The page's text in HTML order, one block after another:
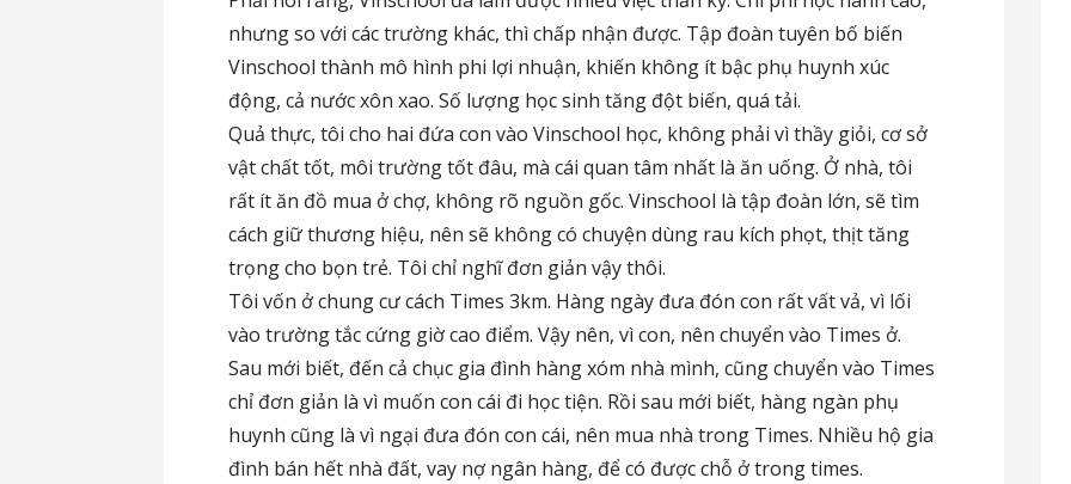
nhưng so với các trường khác, thì chấp nhận được. Tập đoàn tuyên bố biến
Vinschool thành mô hình phi lợi nhuận, khiến không ít bậc phụ huynh xúc
động, cả nước xôn xao. Số lượng học sinh tăng đột biến, quá tải.
Quả thực, tôi cho hai đứa con vào Vinschool học, không phải vì thầy giỏi, cơ sở
vật chất tốt, môi trường tốt đâu, mà cái quan tâm nhất là ăn uống. Ở nhà, tôi
rất ít ăn đồ mua ở chợ, không rõ nguồn gốc. Vinschool là tập đoàn lớn, sẽ tìm
cách giữ thương hiệu, nên sẽ không có chuyện dùng rau kích phọt, thịt tăng
trọng cho bọn trẻ. Tôi chỉ nghĩ đơn giản vậy thôi.
Tôi vốn ở chung cư cách Times 3km. Hàng ngày đưa đón con rất vất vả, vì lối
vào trường tắc cứng giờ cao điểm. Vậy nên, vì con, nên chuyển vào Times ở.
Sau mới biết, đến cả chục gia đình hàng xóm nhà mình, cũng chuyển vào Times
chỉ đơn giản là vì muốn con cái đi học tiện. Rồi sau mới biết, hàng ngàn phụ
huynh cũng là vì ngại đưa đón con cái, nên mua nhà trong Times. Nhiều hộ gia
đình bán hết nhà đất, vay nợ ngân hàng, để có được chỗ ở trong times.